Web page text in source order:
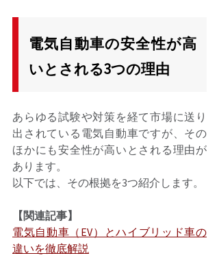
電気自動車の安全性が高
いとされる3つの理由
あらゆる試験や対策を経て市場に送り
出されている電気自動車ですが、その
ほかにも安全性が高いとされる理由が
あります。
以下では、その根拠を3つ紹介します。
【関連記事】
電気自動車（EV）とハイブリッド車の
違いを徹底解説